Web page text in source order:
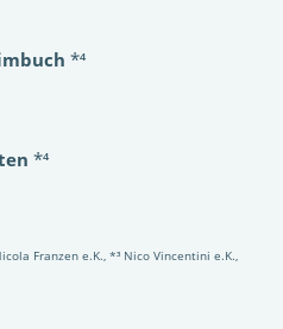
*⁴
*⁴
Franzen e.K., *³ Nico Vincentini e.K.,